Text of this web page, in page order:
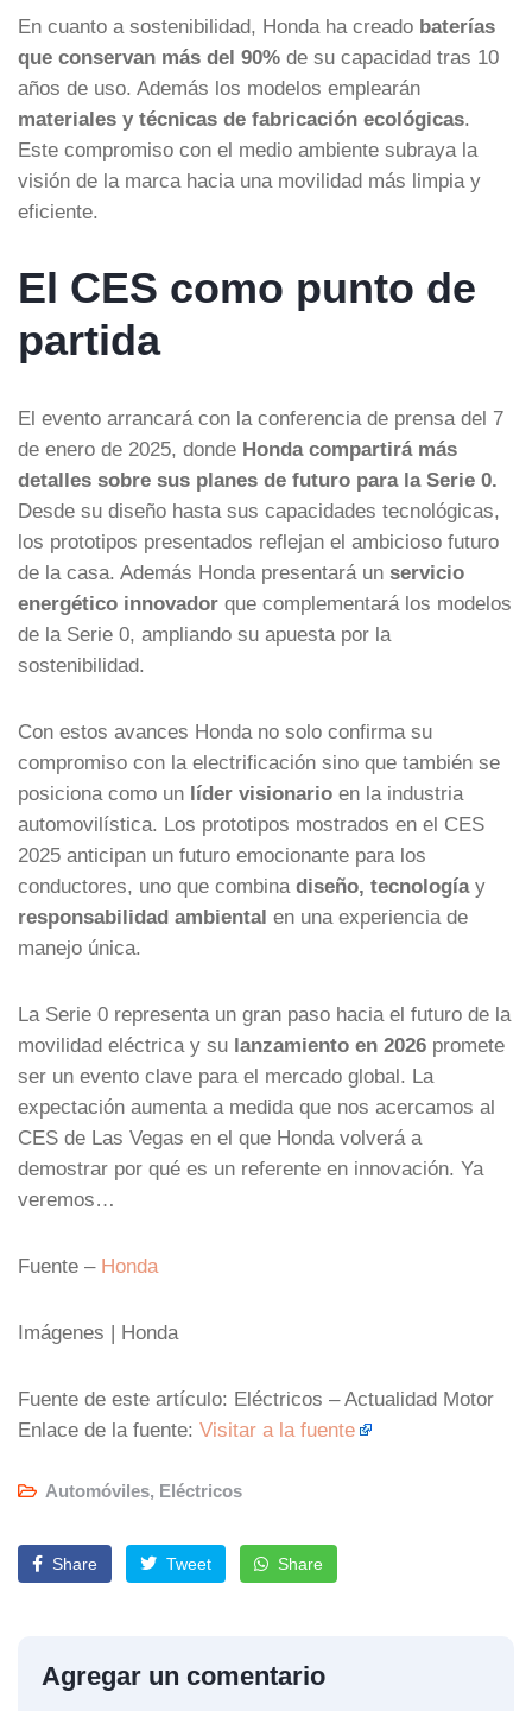
En cuanto a sostenibilidad, Honda ha creado baterías
que conservan más del 90% de su capacidad tras 10
años de uso. Además los modelos emplearán
materiales y técnicas de fabricación ecológicas.
Este compromiso con el medio ambiente subraya la
visión de la marca hacia una movilidad más limpia y
eficiente.
El CES como punto de
partida
El evento arrancará con la conferencia de prensa del 7
de enero de 2025, donde Honda compartirá más
detalles sobre sus planes de futuro para la Serie 0.
Desde su diseño hasta sus capacidades tecnológicas,
los prototipos presentados reflejan el ambicioso futuro
de la casa. Además Honda presentará un servicio
energético innovador que complementará los modelos
de la Serie 0, ampliando su apuesta por la
sostenibilidad.
Con estos avances Honda no solo confirma su
compromiso con la electrificación sino que también se
posiciona como un líder visionario en la industria
automovilística. Los prototipos mostrados en el CES
2025 anticipan un futuro emocionante para los
conductores, uno que combina diseño, tecnologíay
responsabilidad ambiental en una experiencia de
manejo única.
La Serie 0 representa un gran paso hacia el futuro de la
movilidad eléctrica y su lanzamiento en 2026 promete
ser un evento clave para el mercado global. La
expectación aumenta a medida que nos acercamos al
CES de Las Vegas en el que Honda volverá a
demostrar por qué es un referente en innovación. Ya
veremos…
Fuente – Honda
Imágenes | Honda
Fuente de este artículo: Eléctricos – Actualidad Motor
Enlace de la fuente: Visitar a la fuente
Automóviles, Eléctricos
Share Tweet Share
Agregar un comentario